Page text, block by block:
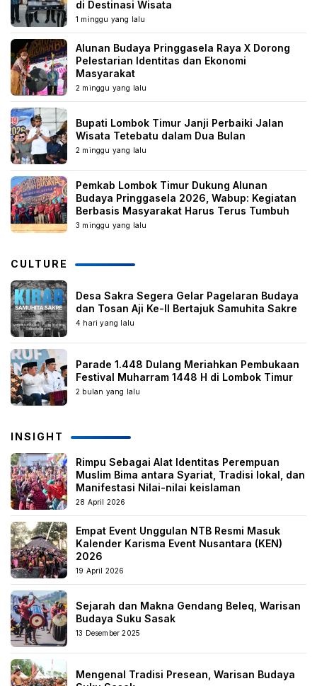
di Destinasi Wisata
1 minggu yang lalu
Alunan Budaya Pringgasela Raya X Dorong
Pelestarian Identitas dan Ekonomi
Masyarakat
2 minggu yang lalu
Bupati Lombok Timur Janji Perbaiki Jalan
Wisata Tetebatu dalam Dua Bulan
2 minggu yang lalu
Pemkab Lombok Timur Dukung Alunan
Budaya Pringgasela 2026, Wabup: Kegiatan
Berbasis Masyarakat Harus Terus Tumbuh
3 minggu yang lalu
CULTURE
Desa Sakra Segera Gelar Pagelaran Budaya
dan Tosan Aji Ke-II Bertajuk Samuhita Sakre
4 hari yang lalu
Parade 1.448 Dulang Meriahkan Pembukaan
Festival Muharram 1448 H di Lombok Timur
2 bulan yang lalu
INSIGHT
Rimpu Sebagai Alat Identitas Perempuan
Muslim Bima antara Syariat, Tradisi lokal, dan
Manifestasi Nilai-nilai keislaman
28 April 2026
Empat Event Unggulan NTB Resmi Masuk
Kalender Karisma Event Nusantara (KEN)
2026
19 April 2026
Sejarah dan Makna Gendang Beleq, Warisan
Budaya Suku Sasak
13 Desember 2025
Mengenal Tradisi Presean, Warisan Budaya